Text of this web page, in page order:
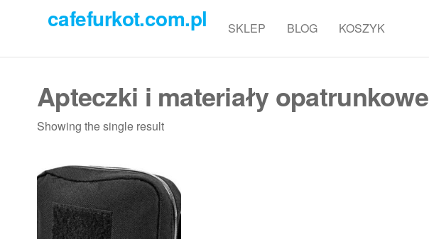
cafefurkot.com.pl SKLEP BLOG KOSZYK
Apteczki i materiały opatrunkowe
Showing the single result